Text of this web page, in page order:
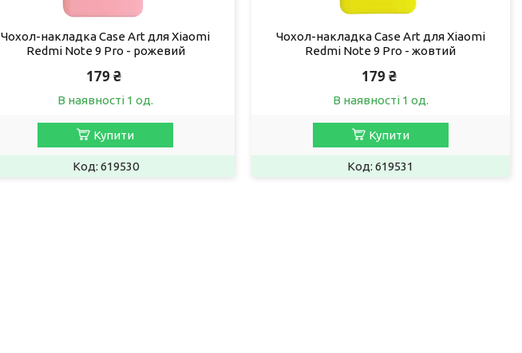
Чохол-накладка Case Art для Xiaomi
Redmi Note 9 Pro - рожевий
179 ₴
В наявності 1 од.
Купити
619530
Чохол-накладка Case Art для Xiaomi
Redmi Note 9 Pro - жовтий
179 ₴
В наявності 1 од.
Купити
619531